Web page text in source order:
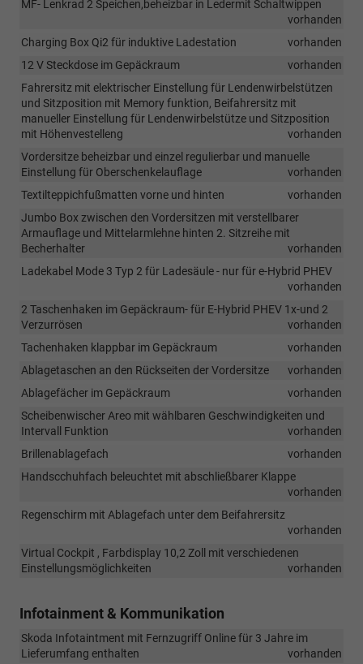
MF- Lenkrad 2 Speichen,beheizbar in Ledermit Schaltwippen
vorhanden
Charging Box Qi2 für induktive Ladestation
vorhanden
12 V Steckdose im Gepäckraum
vorhanden
Fahrersitz mit elektrischer Einstellung für Lendenwirbelstützen
und Sitzposition mit Memory funktion, Beifahrersitz mit
manueller Einstellung für Lendenwirbelstütze und Sitzposition
mit Höhenvestelleng
vorhanden
Vordersitze beheizbar und einzel regulierbar und manuelle
Einstellung für Oberschenkelauflage
vorhanden
Textilteppichfußmatten vorne und hinten
vorhanden
Jumbo Box zwischen den Vordersitzen mit verstellbarer
Armauflage und Mittelarmlehne hinten 2. Sitzreihe mit
Becherhalter
vorhanden
Ladekabel Mode 3 Typ 2 für Ladesäule - nur für e-Hybrid PHEV
vorhanden
2 Taschenhaken im Gepäckraum- für E-Hybrid PHEV 1x-und 2
Verzurrösen
vorhanden
Tachenhaken klappbar im Gepäckraum
vorhanden
Ablagetaschen an den Rückseiten der Vordersitze
vorhanden
Ablagefächer im Gepäckraum
vorhanden
Scheibenwischer Areo mit wählbaren Geschwindigkeiten und
Intervall Funktion
vorhanden
Brillenablagefach
vorhanden
Handscchuhfach beleuchtet mit abschließbarer Klappe
vorhanden
Regenschirm mit Ablagefach unter dem Beifahrersitz
vorhanden
Virtual Cockpit , Farbdisplay 10,2 Zoll mit verschiedenen
Einstellungsmöglichkeiten
vorhanden
Infotainment & Kommunikation
Skoda Infotaintment mit Fernzugriff Online für 3 Jahre im
Lieferumfang enthalten
vorhanden